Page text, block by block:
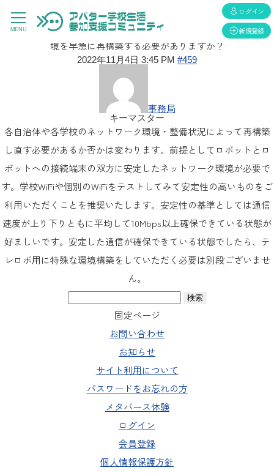
MENU
返信先: テレロボ設置環境について、通常のGIGA端末利用より強力
で安定したネットワーク環境が必要かと思います。館内のWi-Fi環
境を早急に再構築する必要がありますか？
2022年11月4日 3:45 PM #459
事務局
キーマスター
各自治体や各学校のネットワーク環境・整備状況によって再構築
し直す必要があるか否かは変わります。前提としてロボットとロ
ボットへの接続端末の双方に安定したネットワーク環境が必要で
す。学校WiFiや個別のWiFiをテストしてみて安定性の高いものをご
利用いただくことを推奨いたします。安定性の基準としては通信
速度が上り下りともに平均して10Mbps以上確保できている状態が
好ましいです。安定した通信が確保できている状態でしたら、テ
レロボ用に特殊な環境構築をしていただく必要は別段ございませ
ん。
検
固定ページ
お問い合わせ
お知らせ
サイト利用について
パスワードをお忘れの方
メタバース体験
ログイン
会員登録
個人情報保護方針
ログイン
新規登録